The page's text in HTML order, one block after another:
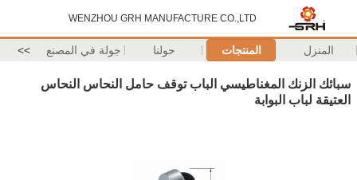
WENZHOU GRH MANUFACTURE CO.,LTD
المنزل المنتجات حولنا جولة في المصنع >>
سبائك الزنك المغناطيسي الباب توقف حامل النحاس النحاس
العتيقة لباب البوابة